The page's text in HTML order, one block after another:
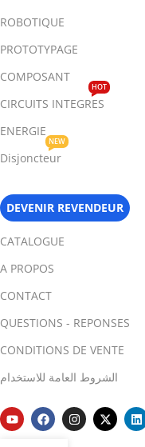
ROBOTIQUE
PROTOTYPAGE
COMPOSANT
CIRCUITS INTEGRES
HOT
ENERGIE
Disjoncteur
NEW
DEVENIR REVENDEUR
CATALOGUE
A PROPOS
CONTACT
QUESTIONS - REPONSES
CONDITIONS DE VENTE
الشروط العامة للاستخدام